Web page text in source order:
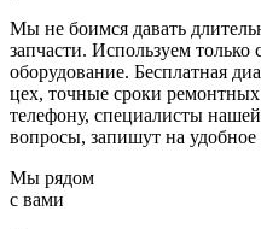
Мы не боимся давать
запчасти. Используем
оборудование. Бесплатная
цех, точные сроки
телефону, специалисты
вопросы, запишут на удобное
Мы рядом
с вами